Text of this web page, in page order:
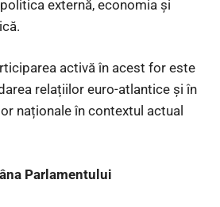
externă, economia și
activă în acest for este
relațiilor euro-atlantice și în
naționale în contextul actual
Parlamentului